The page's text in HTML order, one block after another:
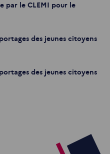
par le CLEMI pour le
des jeunes citoyens
des jeunes citoyens